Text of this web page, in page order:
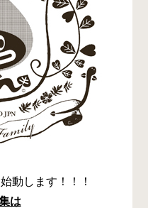
動します！！！
は